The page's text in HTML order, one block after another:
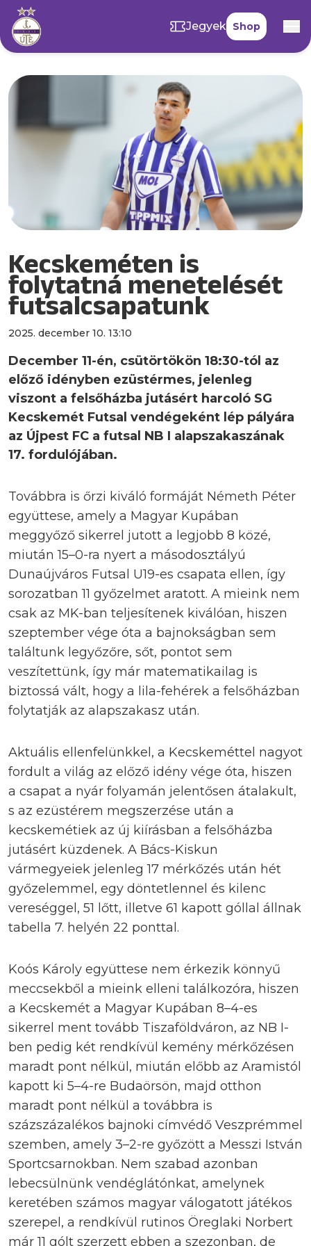
Jegyek Shop
Kecskeméten is
folytatná menetelését
futsalcsapatunk
2025. december 10. 13:10
December 11-én, csütörtökön 18:30-tól az
előző idényben ezüstérmes, jelenleg
viszont a felsőházba jutásért harcoló SG
Kecskemét Futsal vendégeként lép pályára
az Újpest FC a futsal NB I alapszakaszának
17. fordulójában.
Továbbra is őrzi kiváló formáját Németh Péter
együttese, amely a Magyar Kupában
meggyőző sikerrel jutott a legjobb 8 közé,
miután 15–0-ra nyert a másodosztályú
Dunaújváros Futsal U19-es csapata ellen, így
sorozatban 11 győzelmet aratott. A mieink nem
csak az MK-ban teljesítenek kiválóan, hiszen
szeptember vége óta a bajnokságban sem
találtunk legyőzőre, sőt, pontot sem
veszítettünk, így már matematikailag is
biztossá vált, hogy a lila-fehérek a felsőházban
folytatják az alapszakasz után.
Aktuális ellenfelünkkel, a Kecskeméttel nagyot
fordult a világ az előző idény vége óta, hiszen
a csapat a nyár folyamán jelentősen átalakult,
s az ezüstérem megszerzése után a
kecskemétiek az új kiírásban a felsőházba
jutásért küzdenek. A Bács-Kiskun
vármegyeiek jelenleg 17 mérkőzés után hét
győzelemmel, egy döntetlennel és kilenc
vereséggel, 51 lőtt, illetve 61 kapott góllal állnak
tabella 7. helyén 22 ponttal.
Koós Károly együttese nem érkezik könnyű
meccsekből a mieink elleni találkozóra, hiszen
a Kecskemét a Magyar Kupában 8–4-es
sikerrel ment tovább Tiszaföldváron, az NB I-
ben pedig két rendkívül kemény mérkőzésen
maradt pont nélkül, miután előbb az Aramistól
kapott ki 5–4-re Budaörsön, majd otthon
maradt pont nélkül a továbbra is
százszázalékos bajnoki címvédő Veszprémmel
szemben, amely 3–2-re győzött a Messzi István
Sportcsarnokban. Nem szabad azonban
lebecsülnünk vendéglátónkat, amelynek
keretében számos magyar válogatott játékos
szerepel, a rendkívül rutinos Öreglaki Norbert
már 11 gólt szerzett ebben a szezonban, de